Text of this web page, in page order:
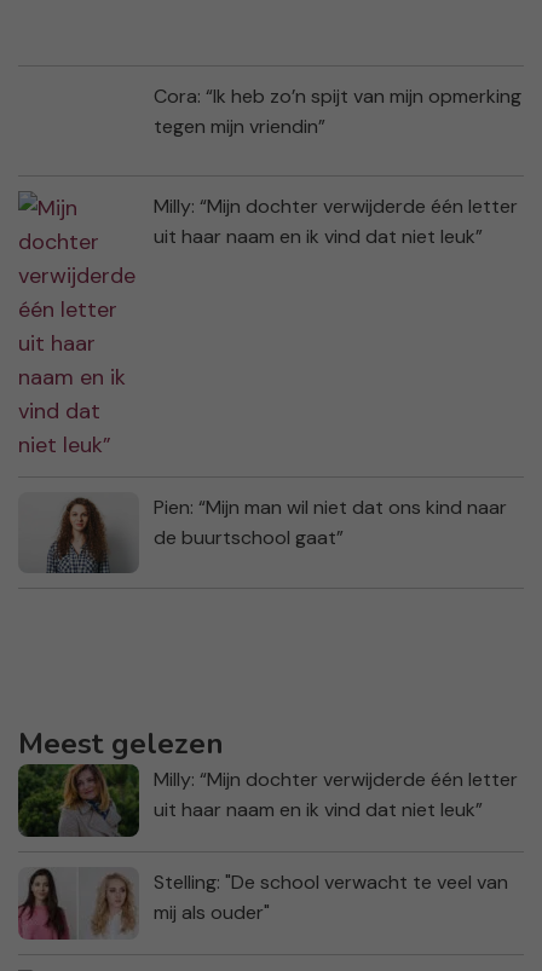
Cora: “Ik heb zo’n spijt van mijn opmerking
tegen mijn vriendin”
Milly: “Mijn dochter verwijderde één letter
uit haar naam en ik vind dat niet leuk”
Pien: “Mijn man wil niet dat ons kind naar
de buurtschool gaat”
Meest gelezen
Milly: “Mijn dochter verwijderde één letter
uit haar naam en ik vind dat niet leuk”
Stelling: "De school verwacht te veel van
mij als ouder"